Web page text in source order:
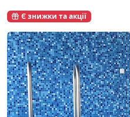
Є знижки та акції